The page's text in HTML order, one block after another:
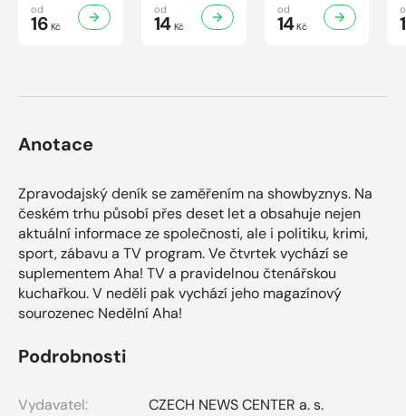
od
16 Kč
od
14Kč
od
14Kč
Anotace
Zpravodajský deník se zaměřením na showbyznys. Na
českém trhu působí přes deset let a obsahuje nejen
aktuální informace ze společnosti, ale i politiku, krimi,
sport, zábavu a TV program. Ve čtvrtek vychází se
suplementem Aha! TV a pravidelnou čtenářskou
kuchařkou. V neděli pak vychází jeho magazínový
sourozenec Nedělní Aha!
Podrobnosti
Vydavatel:
CZECH NEWS CENTER a. s.